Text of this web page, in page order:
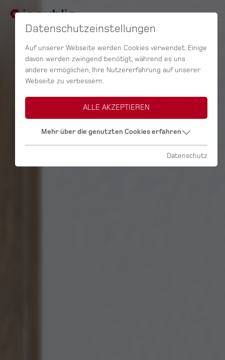
Datenschutzeinstellungen
Auf unserer Webseite werden Cookies verwendet. Einige
davon werden zwingend benötigt, während es uns
andere ermöglichen, Ihre Nutzererfahrung auf unserer
Webseite zu verbessern.
ALLE AKZEPTIEREN
Mehr über die genutzten Cookies erfahren
Datenschutz